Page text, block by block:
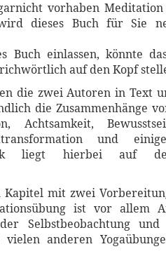
vorhaben
dieses Buch für Sie
Buch einlassen, könnte
auf den Kopf
die zwei Autoren in Text
die Zusammenhänge
Achtsamkeit,
und
liegt hierbei auf
mit zwei
ist vor allem
Selbstbeobachtung
anderen